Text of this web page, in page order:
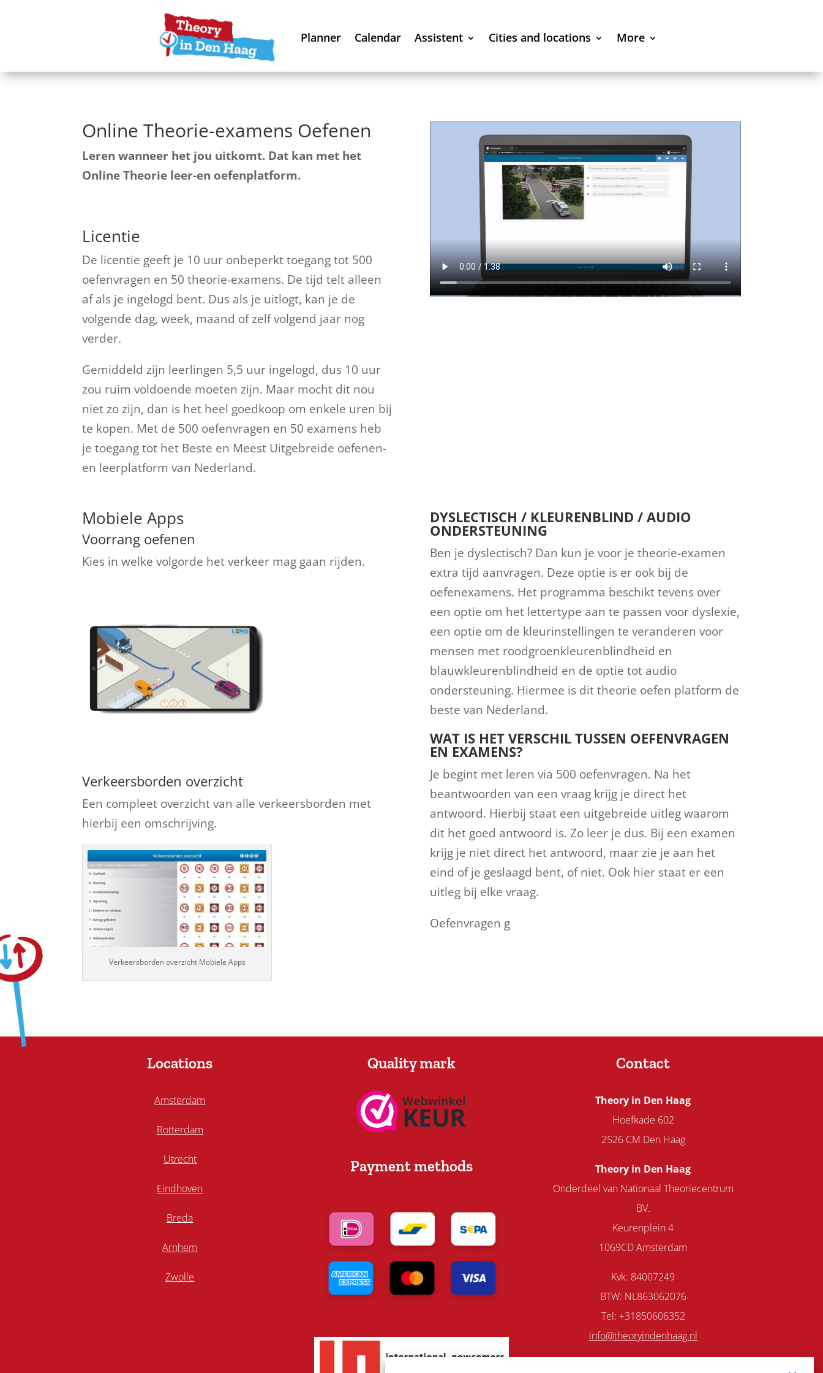
Planner Calendar Assistent Cities and locations More
Online Theorie-examens Oefenen
Leren wanneer het jou uitkomt. Dat kan met het
Online Theorie leer-en oefenplatform.
Licentie
De licentie geeft je 10 uur onbeperkt toegang tot 500
oefenvragen en 50 theorie-examens. De tijd telt alleen
af als je ingelogd bent. Dus als je uitlogt, kan je de
volgende dag, week, maand of zelf volgend jaar nog
verder.
Gemiddeld zijn leerlingen 5,5 uur ingelogd, dus 10 uur
zou ruim voldoende moeten zijn. Maar mocht dit nou
niet zo zijn, dan is het heel goedkoop om enkele uren bij
te kopen. Met de 500 oefenvragen en 50 examens heb
je toegang tot het Beste en Meest Uitgebreide oefenen-
en leerplatform van Nederland.
Mobiele Apps
Voorrang oefenen
Kies in welke volgorde het verkeer mag gaan rijden.
Verkeersborden overzicht
Een compleet overzicht van alle verkeersborden met
hierbij een omschrijving.
Verkeersborden overzicht Mobiele Apps
DYSLECTISCH / KLEURENBLIND / AUDIO
ONDERSTEUNING
Ben je dyslectisch? Dan kun je voor je theorie-examen
extra tijd aanvragen. Deze optie is er ook bij de
oefenexamens. Het programma beschikt tevens over
een optie om het lettertype aan te passen voor dyslexie,
een optie om de kleurinstellingen te veranderen voor
mensen met roodgroenkleurenblindheid en
blauwkleurenblindheid en de optie tot audio
ondersteuning. Hiermee is dit theorie oefen platform de
beste van Nederland.
WAT IS HET VERSCHIL TUSSEN OEFENVRAGEN
EN EXAMENS?
Je begint met leren via 500 oefenvragen. Na het
beantwoorden van een vraag krijg je direct het
antwoord. Hierbij staat een uitgebreide uitleg waarom
dit het goed antwoord is. Zo leer je dus. Bij een examen
krijg je niet direct het antwoord, maar zie je aan het
eind of je geslaagd bent, of niet. Ook hier staat er een
uitleg bij elke vraag.
Oefenvragen g
Locations
Amsterdam
Rotterdam
Utrecht
Eindhoven
Breda
Arnhem
Zwolle
Quality mark
Payment methods
Contact
Theory in Den Haag
Hoefkade 602
2526 CM Den Haag
Theory in Den Haag
Onderdeel van Nationaal Theoriecentrum
BV.
Keurenplein 4
1069CD Amsterdam
Kvk: 84007249
BTW: NL863062076
Tel: +31850606352
info@theoryindenhaag.nl